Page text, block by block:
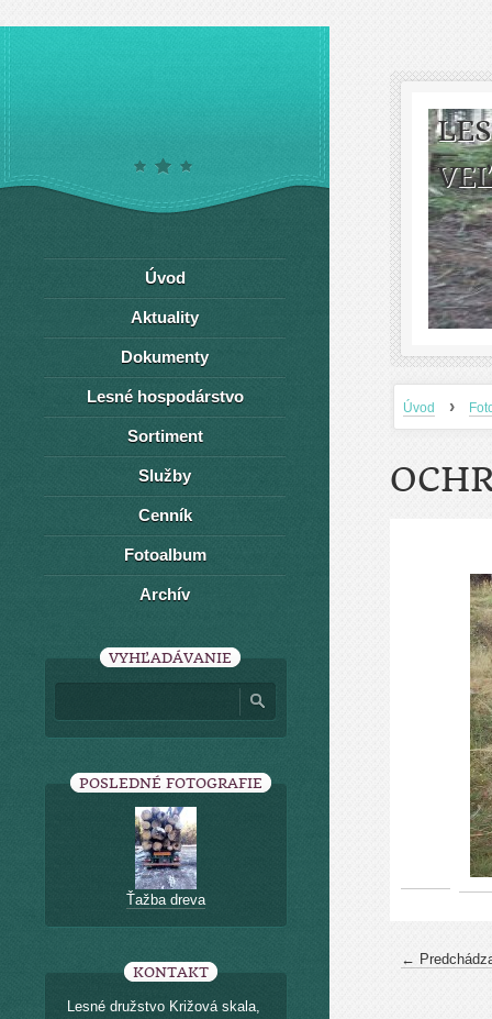
Úvod ›
←
Úvod
Aktuality
Dokumenty
Lesné hospodárstvo
Sortiment
Služby
Cenník
Fotoalbum
Archív
VYHĽADÁVANIE
POSLEDNÉ FOTOGRAFIE
Ťažba dreva
KONTAKT
Lesné družstvo Križová skala,